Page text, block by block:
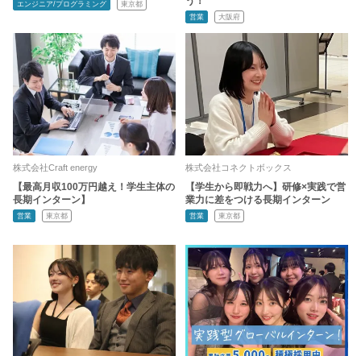
エンジニア/プログラミング 東京都
営業 大阪府
株式会社Craft energy
【最高月収100万円越え！学生主体の
長期インターン】
営業 東京都
株式会社コネクトボックス
【学生から即戦力へ】研修×実践で営
業力に差をつける長期インターン
営業 東京都